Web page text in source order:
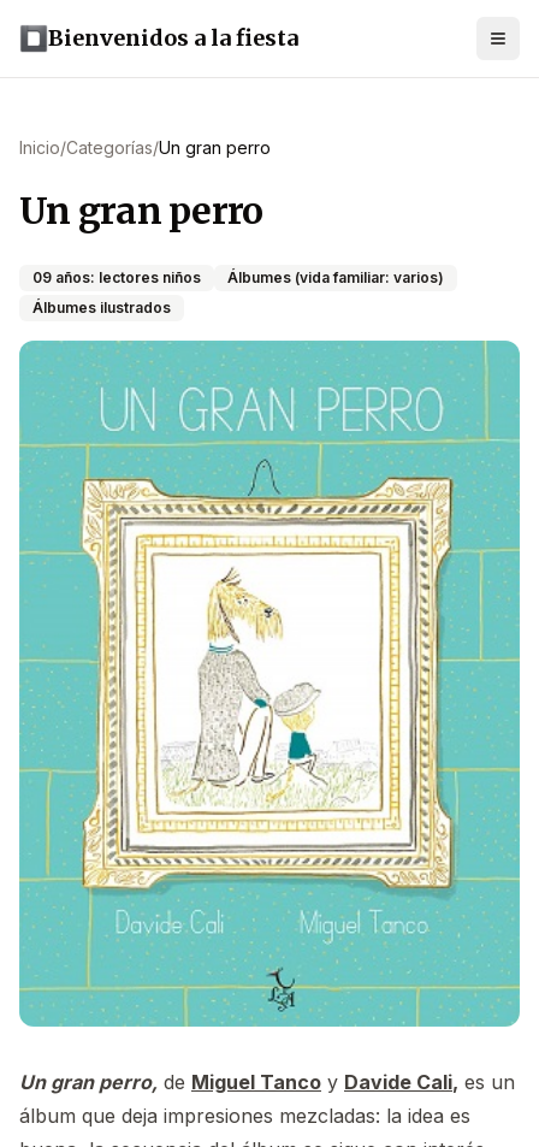
Bienvenidos a la fiesta
Inicio/Categorías/Un gran perro
Un gran perro
09 años: lectores niños
Álbumes (vida familiar: varios)
Álbumes ilustrados
Un gran perro, de Miguel Tanco y Davide Cali, es un
álbum que deja impresiones mezcladas: la idea es